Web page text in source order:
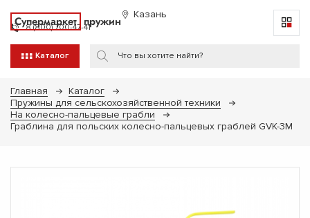
Супермаркет пружин Казань
8 (800) 700-47-41
Каталог
Главная
Каталог
Пружины для сельскохозяйственной техники
На колесно-пальцевые грабли
Граблина для польских колесно-пальцевых граблей GVK-3M